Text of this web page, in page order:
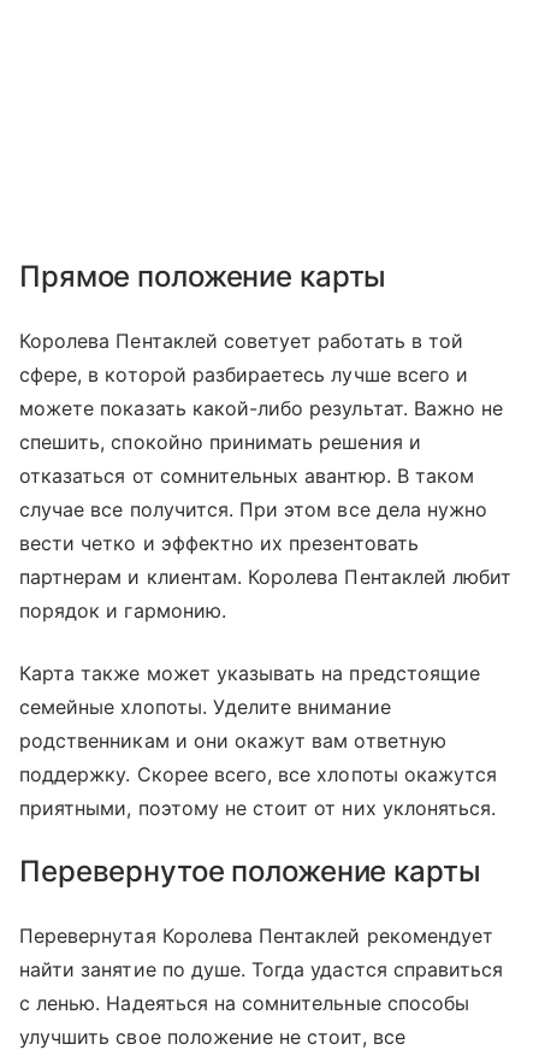
Прямое положение карты
Королева Пентаклей советует работать в той
сфере, в которой разбираетесь лучше всего и
можете показать какой-либо результат. Важно не
спешить, спокойно принимать решения и
отказаться от сомнительных авантюр. В таком
случае все получится. При этом все дела нужно
вести четко и эффектно их презентовать
партнерам и клиентам. Королева Пентаклей любит
порядок и гармонию.
Карта также может указывать на предстоящие
семейные хлопоты. Уделите внимание
родственникам и они окажут вам ответную
поддержку. Скорее всего, все хлопоты окажутся
приятными, поэтому не стоит от них уклоняться.
Перевернутое положение карты
Перевернутая Королева Пентаклей рекомендует
найти занятие по душе. Тогда удастся справиться
с ленью. Надеяться на сомнительные способы
улучшить свое положение не стоит, все